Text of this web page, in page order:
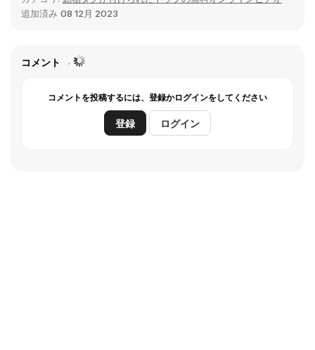
追加済み 08 12月 2023
コメント
コメントを投稿するには、登録かログインをしてください
登録 ログイン